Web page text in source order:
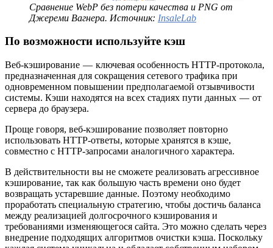
Сравнение WebP без потери качества и PNG от
Джереми Вагнера. Источник: InsaleLab
По возможности используйте кэш
Веб-кэширование — ключевая особенность HTTP-протокола,
предназначенная для сокращения сетевого трафика при
одновременном повышении предполагаемой отзывчивости
системы. Кэши находятся на всех стадиях пути данных — от
сервера до браузера.
Проще говоря, веб-кэширование позволяет повторно
использовать HTTP-ответы, которые хранятся в кэше,
совместно с HTTP-запросами аналогичного характера.
В действительности вы не сможете реализовать агрессивное
кэширование, так как большую часть времени оно будет
возвращать устаревшие данные. Поэтому необходимо
проработать специальную стратегию, чтобы достичь баланса
между реализацией долгосрочного кэширования и
требованиями изменяющегося сайта. Это можно сделать через
внедрение подходящих алгоритмов очистки кэша. Поскольку